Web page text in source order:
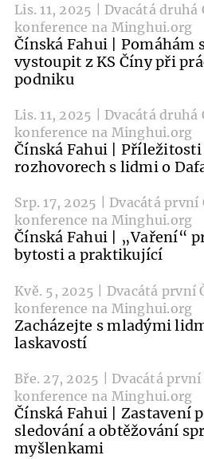
Lis. 11, 2025 | Dvacátá druhá
konference na Minghui.org
Čínská Fahui | Pomáhám
vystoupit z KS Číny při
podniku
Lis. 11, 2025 | Dvacátá druhá
konference na Minghui.org
Čínská Fahui |
rozhovorech s lidmi o
Srp. 17, 2025 | Dvacátá první
konference na Minghui.org
Čínská Fahui | „Vaření“
bytosti a praktikující
Kvě. 5, 2025 | Dvacátá první
konference na Minghui.org
Zacházejte s mladými
laskavostí
Bře. 27, 2025 | Dvacátá první
konference na Minghui.org
Čínská Fahui | Zastavení
sledování a obtěžování
myšlenkami